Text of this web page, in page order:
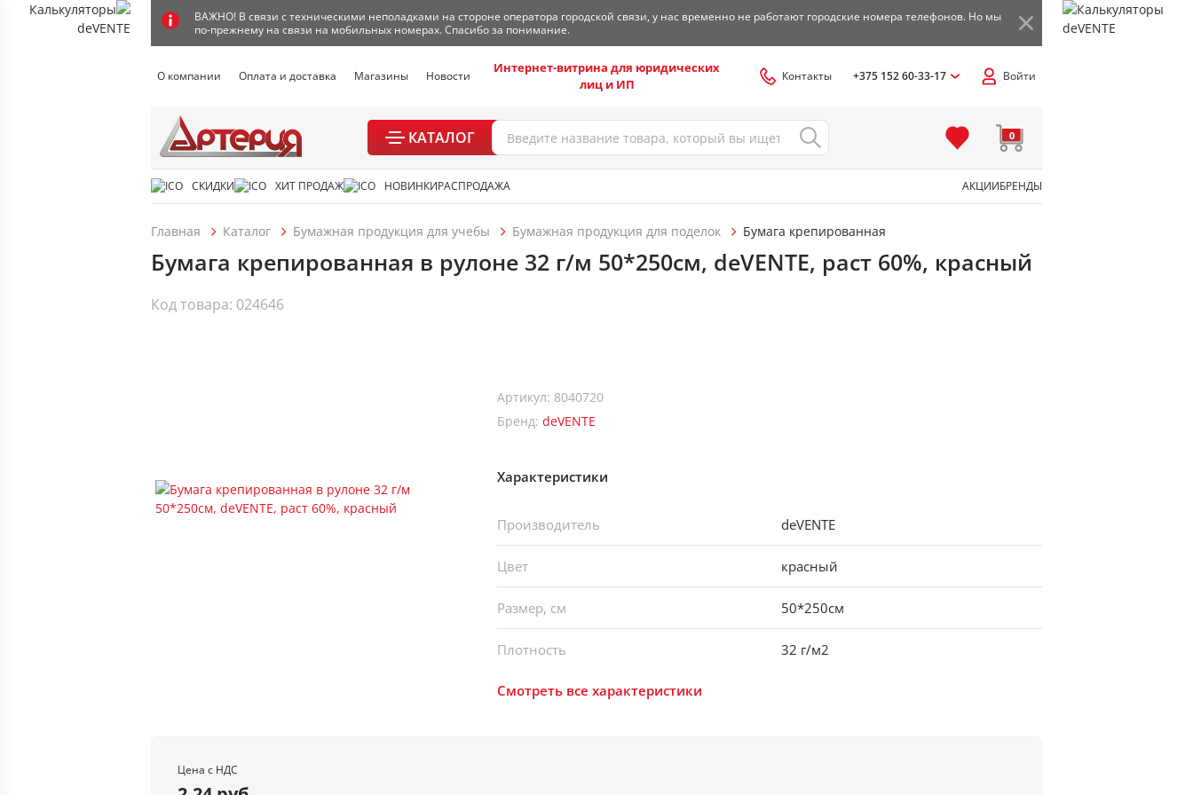
ВАЖНО! В связи с техническими неполадками на стороне оператора городской связи, у нас временно не работают городские номера телефонов. Но мы
по-прежнему на связи на мобильных номерах. Спасибо за понимание.
О компании Оплата и доставка Магазины Новости
Интернет-витрина для юридических
лиц и ИП
Контакты +375 152 60-33-17 Войти
КАТАЛОГ 0
СКИДКИ ХИТ ПРОДАЖ НОВИНКИРАСПРОДАЖА АКЦИИБРЕНДЫ
Главная Каталог Бумажная продукция для учебы Бумажная продукция для поделок Бумага крепированная
Бумага крепированная в рулоне 32 г/м 50*250см, deVENTE, раст 60%, красный
Код товара: 024646
Артикул: 8040720
Бренд: deVENTE
Характеристики
Производитель deVENTE
Цвет красный
Размер, см 50*250см
Плотность 32 г/м2
Смотреть все характеристики
Цена с НДС